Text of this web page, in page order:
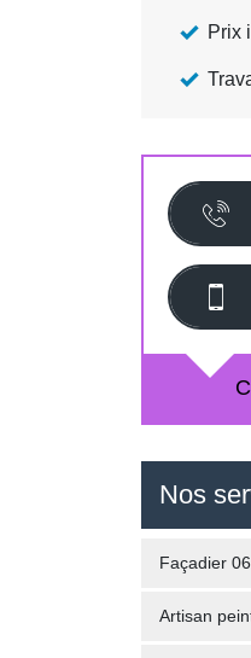
Prix
Nos
Façadier 06
Artisan